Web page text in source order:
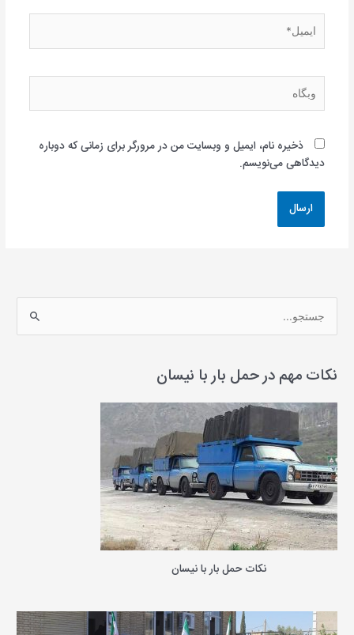
وبگاه
ذخیره نام، ایمیل و وبسایت من در مرورگر برای زمانی که دوباره
دیدگاهی می‌نویسم.
ج
ب
ر
ا
ی
نکات مهم در حمل بار با نیسان
نکات حمل بار با نیسان